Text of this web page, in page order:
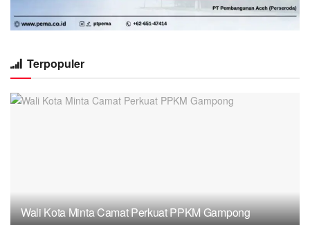
Terpopuler
Wali Kota Minta Camat Perkuat PPKM Gampong